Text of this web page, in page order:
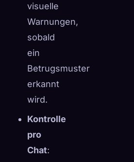
visuelle
Warnungen,
sobald
ein
Betrugsmuster
erkannt
wird.
Kontrolle
pro
Chat: